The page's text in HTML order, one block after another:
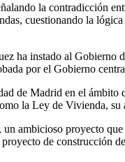
la contradicción
cuestionando la
ha instado al
por el Gobierno
de Madrid en el
la Ley de Vivienda,
ambicioso proyecto
de construcción